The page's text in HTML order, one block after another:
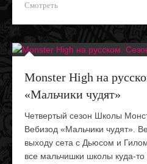
Смотреть
Monster High на
«Мальчики чудят»
Четвертый сезон Школы
Вебизод «Мальчики чудят».
выходу сета с Дьюсом и
все мальчишки школы куда-